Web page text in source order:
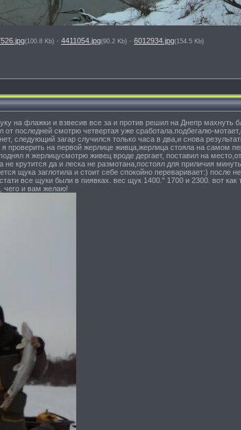
(100.8 Kb) · 4411054.jpg(90.2 Kb) · 6012934.jpg(154.5 Kb)
на флажки и взвесив все за и против решил на Днепр махнуть
последней смотрю четвертая уже сработала.подбегалю-
следующий загар случился только часа в два,и снова
проверить на первой жерлице живца,жерлица стояла на самом
я жерлицусмотрю живец вроде дергает, поставил на
крутится да и леска не размотана,постоял для приличия
щука заглотила и стоит себе спокойно переваривает:) после
все щуки были в пиявках. вес щук 1400." 1700 и 2300. вот как
и вам желаю!